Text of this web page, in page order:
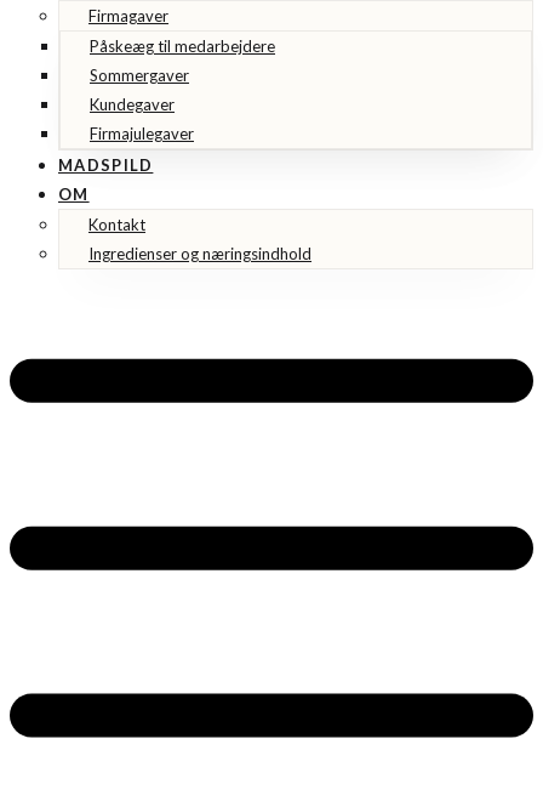
Firmagaver
Påskeæg til medarbejdere
Sommergaver
Kundegaver
Firmajulegaver
MADSPILD
OM
Kontakt
Ingredienser og næringsindhold